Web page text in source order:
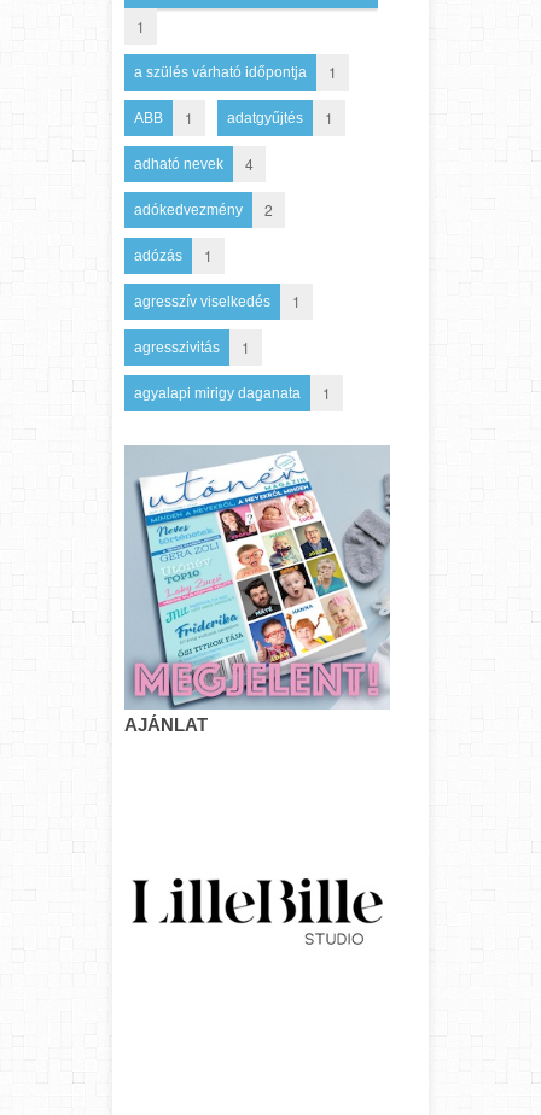
1
a szülés várható időpontja 1
ABB 1 adatgyűjtés 1
adható nevek 4
adókedvezmény 2
adózás 1
agresszív viselkedés 1
agresszivitás 1
agyalapi mirigy daganata 1
AJÁNLAT